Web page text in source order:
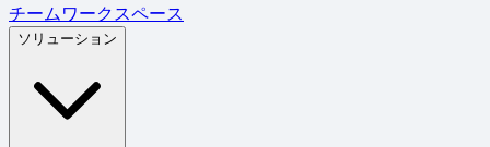
チームワークスペース
ソリューション